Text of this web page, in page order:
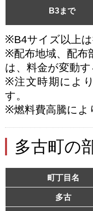
B3まで
※B4サイズ以上は
※配布地域、配布
は、料金が変動
※注文時期によ
す。
※燃料費高騰によ
多古町の
町丁目名
多古